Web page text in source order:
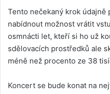
Tento nečekaný krok
nabídnout možnost vrátit
osmnácti let, kteří si ho už
sdělovacích prostředků ale
méně než procento ze 38
Koncert se bude konat na